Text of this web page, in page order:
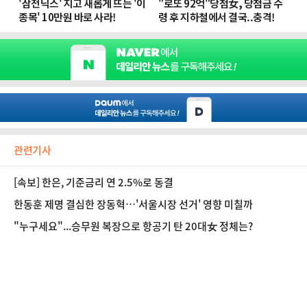
관련기사
[속보] 한은, 기준금리 연 2.5%로 동결
한동훈 제명 결심한 장동혁…'서울시장 선거' 영향 미칠까
"누구세요"...승무원 복장으로 항공기 탄 20대女 정체는?